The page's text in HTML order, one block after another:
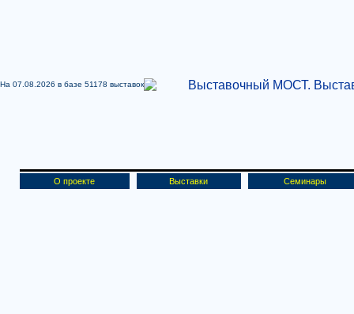
На 07.08.2026 в базе 51178 выставок
О проекте Выставки Семинары